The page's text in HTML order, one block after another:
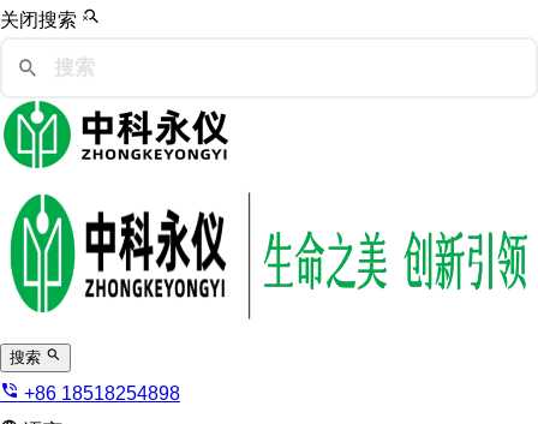
关闭搜索
搜索
+86 18518254898